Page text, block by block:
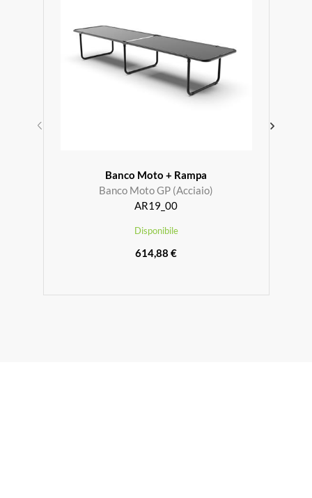
Banco Moto + Rampa
Banco Moto GP (Acciaio)
AR19_00
Disponibile
614,88 €